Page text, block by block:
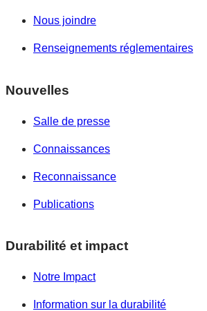
Nous joindre
Renseignements réglementaires
Nouvelles
Salle de presse
Connaissances
Reconnaissance
Publications
Durabilité et impact
Notre Impact
Information sur la durabilité